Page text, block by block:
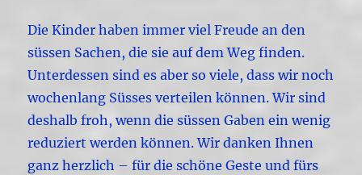
Die Kinder haben immer viel Freude an den
süssen Sachen, die sie auf dem Weg finden.
Unterdessen sind es aber so viele, dass wir noch
wochenlang Süsses verteilen können. Wir sind
deshalb froh, wenn die süssen Gaben ein wenig
reduziert werden können. Wir danken Ihnen
ganz herzlich – für die schöne Geste und fürs